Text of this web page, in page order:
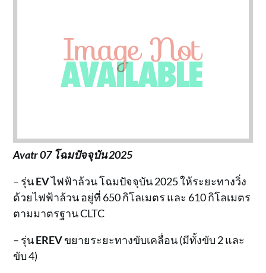
Avatr 07 โฉมปัจจุบัน 2025
– รุ่นEVไฟฟ้าล้วน โฉมปัจจุบัน 2025 ให้ระยะทางวิ่ง
ด้วยไฟฟ้าล้วน อยู่ที่ 650 กิโลเมตร และ 610 กิโลเมตร
ตามมาตรฐาน CLTC
– รุ่นEREVขยายระยะทางขับเคลื่อน (มีทั้งขับ 2 และ
ขับ 4)